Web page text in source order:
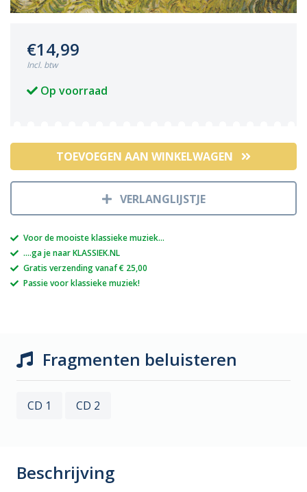
€14,99
Incl. btw
Op voorraad
TOEVOEGEN AAN WINKELWAGEN
VERLANGLIJSTJE
Voor de mooiste klassieke muziek...
....ga je naar KLASSIEK.NL
Gratis verzending vanaf € 25,00
Passie voor klassieke muziek!
Beschrijving
Fragmenten beluisteren
CD 1 CD 2